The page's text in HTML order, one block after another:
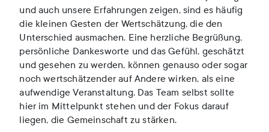
und auch unsere Erfahrungen zeigen, sind es häufig
die kleinen Gesten der Wertschätzung, die den
Unterschied ausmachen. Eine herzliche Begrüßung,
persönliche Dankesworte und das Gefühl, geschätzt
und gesehen zu werden, können genauso oder sogar
noch wertschätzender auf Andere wirken, als eine
aufwendige Veranstaltung. Das Team selbst sollte
hier im Mittelpunkt stehen und der Fokus darauf
liegen, die Gemeinschaft zu stärken.